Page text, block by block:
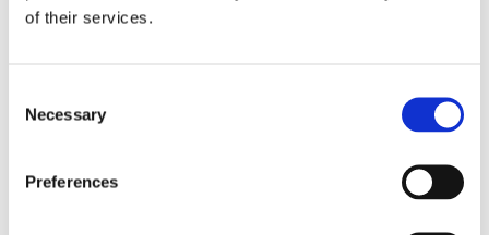
of their services.
Selection
Necessary
Preferences